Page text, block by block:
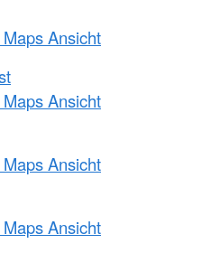
Ansicht
Ansicht
Ansicht
Ansicht